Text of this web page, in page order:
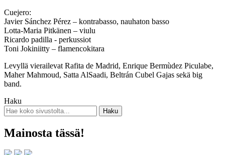
Cuejero:
Javier Sánchez Pérez – kontrabasso, nauhaton basso
Lotta-Maria Pitkänen – viulu
Ricardo padilla - perkussiot
Toni Jokiniitty – flamencokitara
Levyllä vierailevat Rafita de Madrid, Enrique Bermùdez Piculabe,
Maher Mahmoud, Satta AlSaadi, Beltrán Cubel Gajas sekä big
band.
Haku
Mainosta tässä!